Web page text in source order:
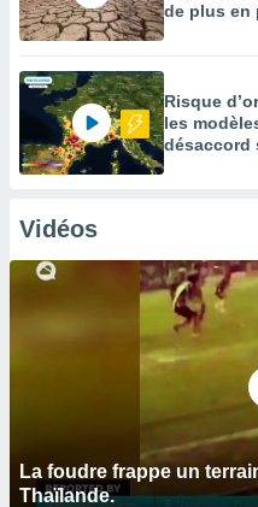
de plus en
Risque
les
désaccord
Vidéos
La foudre frappe un
Thaïlande.